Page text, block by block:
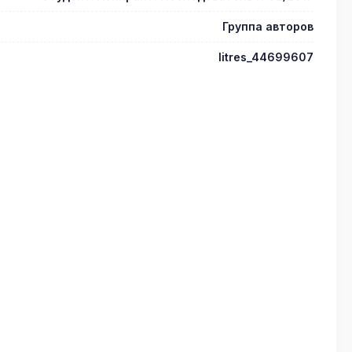
Группа авторов
litres_44699607